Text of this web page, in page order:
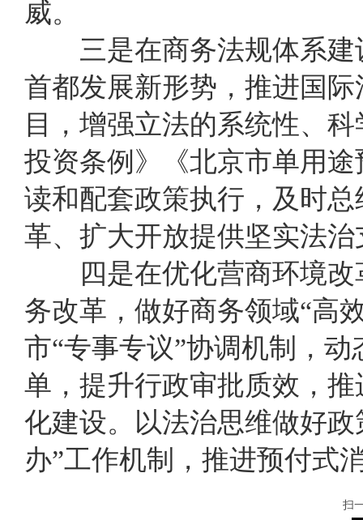
威。
三是在商务法规体系建
首都发展新形势，推进国
目，增强立法的系统性、
投资条例》《北京市单用
读和配套政策执行，及时
革、扩大开放提供坚实法治
四是在优化营商环境改
务改革，做好商务领域“高
市“专事专议”协调机制，
单，提升行政审批质效，
化建设。以法治思维做好
办”工作机制，推进预付式
扫